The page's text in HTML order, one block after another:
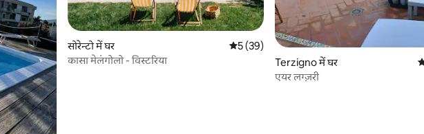
सोरेन्टो में घर औसत रेटिंग 5 में से 5, 39 समीक्षाएँ
5 (39)
कासा मेलंगोलो - विस्टरिया
Terzigno में घर
एयर लग्ज़री